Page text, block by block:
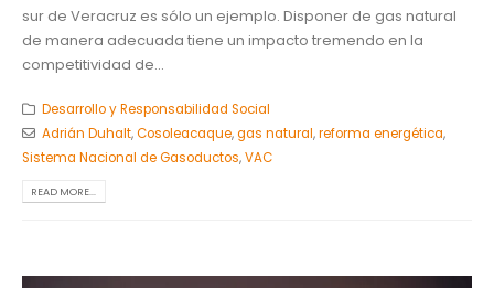
sur de Veracruz es sólo un ejemplo. Disponer de gas natural
de manera adecuada tiene un impacto tremendo en la
competitividad de...
Desarrollo y Responsabilidad Social
Adrián Duhalt,Cosoleacaque,gas natural,reforma energética,
Sistema Nacional de Gasoductos,VAC
READ MORE...